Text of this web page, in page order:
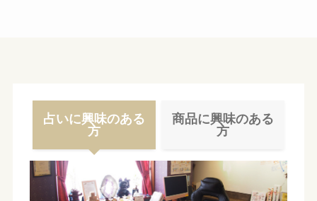
占いに興味のある
方
商品に興味のある
方